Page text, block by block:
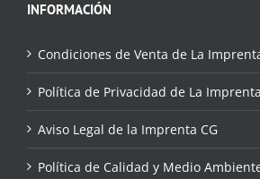
INFORMACIÓN
Condiciones de Venta de La
Política de Privacidad de La
Aviso Legal de la Imprenta CG
Política de Calidad y Medio